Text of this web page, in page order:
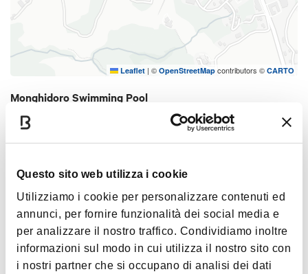
Questo sito web utilizza i cookie
Utilizziamo i cookie per personalizzare contenuti ed
annunci, per fornire funzionalità dei social media e
per analizzare il nostro traffico. Condividiamo inoltre
informazioni sul modo in cui utilizza il nostro sito con
i nostri partner che si occupano di analisi dei dati
Leaflet | © OpenStreetMap contributors © CARTO
Monghidoro Swimming Pool
Via dello Sport
40063 Monghidoro
Timetables